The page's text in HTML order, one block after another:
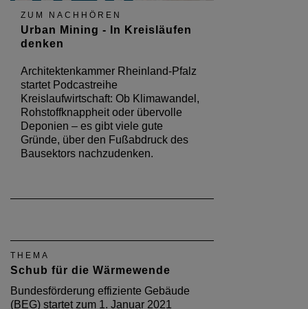
ZUM NACHHÖREN
Urban Mining - In Kreisläufen
denken
Architektenkammer Rheinland-Pfalz
startet Podcastreihe
Kreislaufwirtschaft: Ob Klimawandel,
Rohstoffknappheit oder übervolle
Deponien – es gibt viele gute
Gründe, über den Fußabdruck des
Bausektors nachzudenken.
THEMA
Schub für die Wärmewende
Bundesförderung effiziente Gebäude
(BEG) startet zum 1. Januar 2021